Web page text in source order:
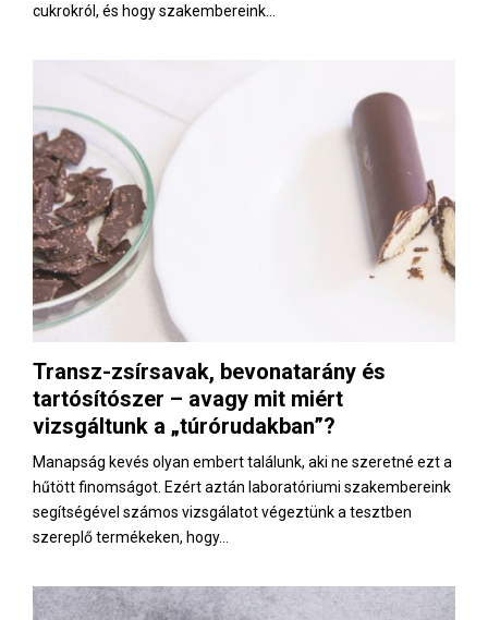
cukrokról, és hogy szakembereink...
Transz-zsírsavak, bevonatarány és
tartósítószer – avagy mit miért
vizsgáltunk a „túrórudakban”?
Manapság kevés olyan embert találunk, aki ne szeretné ezt a
hűtött finomságot. Ezért aztán laboratóriumi szakembereink
segítségével számos vizsgálatot végeztünk a tesztben
szereplő termékeken, hogy...